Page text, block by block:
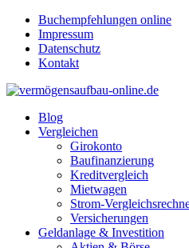
Buchempfehlungen online
Impressum
Datenschutz
Kontakt
Blog
Vergleichen
Girokonto
Baufinanzierung
Kreditvergleich
Mietwagen
Strom-
Versicherungen
Geldanlage & Investition